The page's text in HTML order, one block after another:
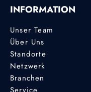
INFORMATION
Unser Team
Über Uns
Standorte
Netzwerk
Branchen